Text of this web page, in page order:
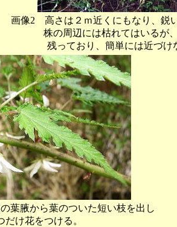
画像2 高さは２ｍ近くにもなり、鋭
株の周辺には枯れてはいるが
残っており、簡単には近づけ
葉腋から葉のついた短い枝を出し
け花をつける。